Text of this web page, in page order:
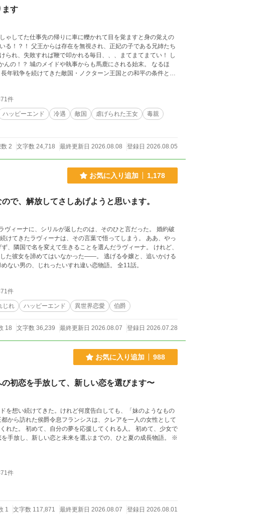
ます
である兄姉たち
れ、失敗すれば鞭で叩かれる毎日、、、まてまてまてい！ し
始末。 なるほ
支えていたのかーー。
件
ハッピーエンド 冷遇 敵国 虐げられた王女
毒親
2 文字数 24,718 最終更新日 2026.08.08 登録日 2026.08.05
お気に入り追加 1,178
で、解放してさしあげようと思います。
ヴィーナに、シリルが返したのは、そのひと言だった。 婚約破
けてきたラヴィーナは、その言葉で悟ってしまう。 ああ、やっ
、隣国で名を変えて生きることを選んだラヴィーナ。 けれど、
た彼女を諦めてはいなかった――。 逃げる令嬢と、追いかける
伯爵。 可愛げがないと思い込む彼女と、彼女を諦めない男の、じれったいすれ違い恋物語。 全11話。
件
じれ ハッピーエンド 異世界恋愛 伯爵
18 文字数 36,239 最終更新日 2026.08.07 登録日 2026.07.28
お気に入り追加 988
初恋を手放して、新しい恋を選びます〜
を想い続けてきた。けれど何度告白しても、「妹のようなもの
から訪れた侯爵令息フランシスは、クレアを一人の女性として
れた。 初めて、自分の夢を応援してくれる人。 初めて、少女で
件
1 文字数 117,871 最終更新日 2026.08.07 登録日 2026.08.01